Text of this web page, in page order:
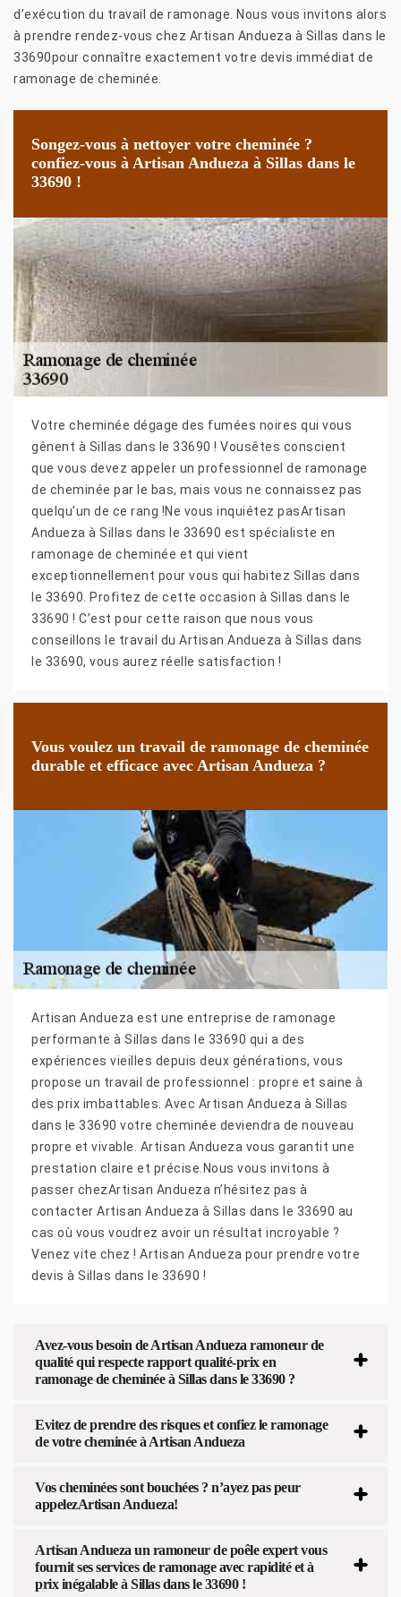
d’exécution du travail de ramonage. Nous vous invitons alors
à prendre rendez-vous chez Artisan Andueza à Sillas dans le
33690pour connaître exactement votre devis immédiat de
ramonage de cheminée.
Songez-vous à nettoyer votre cheminée ?
confiez-vous à Artisan Andueza à Sillas dans le
33690 !
Votre cheminée dégage des fumées noires qui vous
gênent à Sillas dans le 33690 ! Vousêtes conscient
que vous devez appeler un professionnel de ramonage
de cheminée par le bas, mais vous ne connaissez pas
quelqu’un de ce rang !Ne vous inquiétez pasArtisan
Andueza à Sillas dans le 33690 est spécialiste en
ramonage de cheminée et qui vient
exceptionnellement pour vous qui habitez Sillas dans
le 33690. Profitez de cette occasion à Sillas dans le
33690 ! C’est pour cette raison que nous vous
conseillons le travail du Artisan Andueza à Sillas dans
le 33690, vous aurez réelle satisfaction !
Vous voulez un travail de ramonage de cheminée
durable et efficace avec Artisan Andueza ?
Artisan Andueza est une entreprise de ramonage
performante à Sillas dans le 33690 qui a des
expériences vieilles depuis deux générations, vous
propose un travail de professionnel : propre et saine à
des prix imbattables. Avec Artisan Andueza à Sillas
dans le 33690 votre cheminée deviendra de nouveau
propre et vivable. Artisan Andueza vous garantit une
prestation claire et précise.Nous vous invitons à
passer chezArtisan Andueza n’hésitez pas à
contacter Artisan Andueza à Sillas dans le 33690 au
cas où vous voudrez avoir un résultat incroyable ?
Venez vite chez ! Artisan Andueza pour prendre votre
devis à Sillas dans le 33690 !
Avez-vous besoin de Artisan Andueza ramoneur de
qualité qui respecte rapport qualité-prix en
ramonage de cheminée à Sillas dans le 33690 ?
Evitez de prendre des risques et confiez le ramonage
de votre cheminée à Artisan Andueza
Vos cheminées sont bouchées ? n’ayez pas peur
appelezArtisan Andueza!
Artisan Andueza un ramoneur de poêle expert vous
fournit ses services de ramonage avec rapidité et à
prix inégalable à Sillas dans le 33690 !